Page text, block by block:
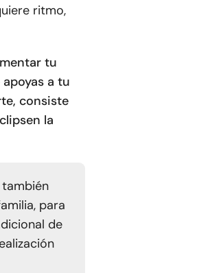
ritmo,
tu
a tu
consiste
la
para
de